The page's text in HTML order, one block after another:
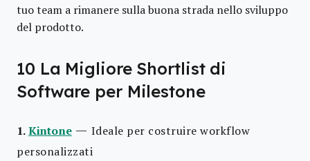
tuo team a rimanere sulla buona strada nello sviluppo
del prodotto.
10 La Migliore Shortlist di
Software per Milestone
1.Kintone — Ideale per costruire workflow
personalizzati